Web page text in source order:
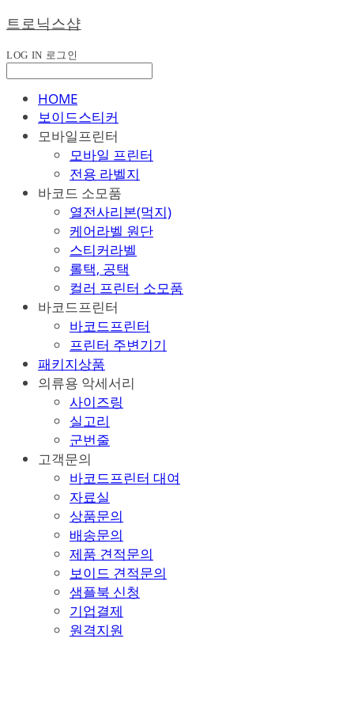
트로닉스샵
LOG IN 로그인
HOME
보이드스티커
모바일프린터
모바일 프린터
전용 라벨지
바코드 소모품
열전사리본(먹지)
케어라벨 원단
스티커라벨
롤택, 공택
컬러 프린터 소모품
바코드프린터
바코드프린터
프린터 주변기기
패키지상품
의류용 악세서리
사이즈링
실고리
군번줄
고객문의
바코드프린터 대여
자료실
상품문의
배송문의
제품 견적문의
보이드 견적문의
샘플북 신청
기업결제
원격지원